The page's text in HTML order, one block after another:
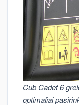
Cub Cadet 6
optimaliai